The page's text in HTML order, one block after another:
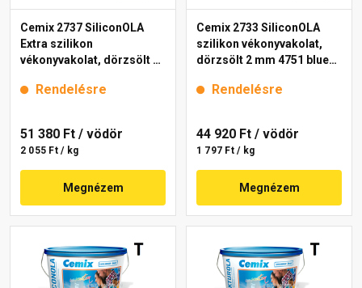
Cemix 2737 SiliconOLA
Extra szilikon
vékonyvakolat, dörzsölt 2
Rendelésre
51 380 Ft / vödör
2 055 Ft / kg
Megnézem
Cemix 2733 SiliconOLA
szilikon vékonyvakolat,
dörzsölt 2 mm 4751 blue
Rendelésre
44 920 Ft / vödör
1 797 Ft / kg
Megnézem